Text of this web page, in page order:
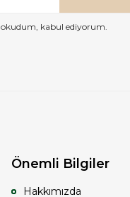
, okudum, kabul ediyorum.
Önemli Bilgiler
Hakkımızda